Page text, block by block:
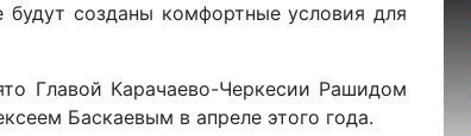
будут созданы комфортные условия для
Главой Карачаево-Черкесии Рашидом
Баскаевым в апреле этого года.